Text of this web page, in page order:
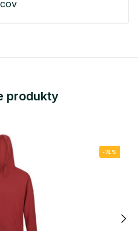
produkty
-74%